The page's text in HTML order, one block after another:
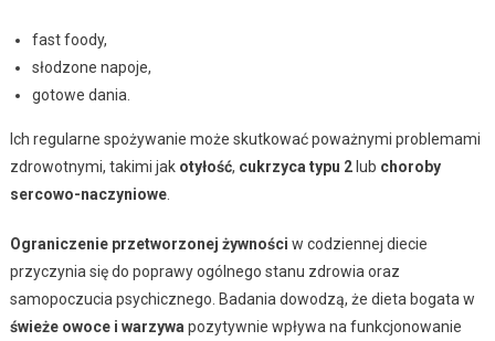
fast foody,
słodzone napoje,
gotowe dania.
Ich regularne spożywanie może skutkować poważnymi problemami
zdrowotnymi, takimi jak otyłość, cukrzyca typu 2lub choroby
sercowo-naczyniowe.
Ograniczenie przetworzonej żywności w codziennej diecie
przyczynia się do poprawy ogólnego stanu zdrowia oraz
samopoczucia psychicznego. Badania dowodzą, że dieta bogata w
świeże owoce i warzywa pozytywnie wpływa na funkcjonowanie